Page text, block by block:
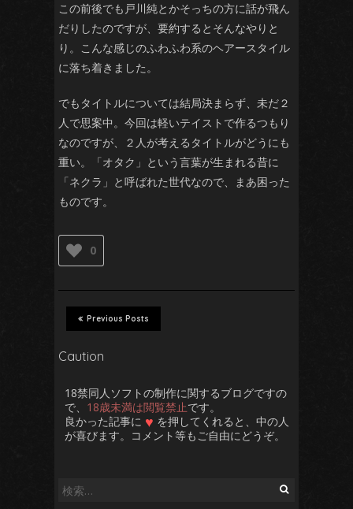
この前後でも戸川純とかそっちの方に話が飛ん
だりしたのですが、要約するとそんなやりと
り。こんな感じのふわふわ系のヘアースタイル
に落ち着きました。
でもタイトルについては結局決まらず、未だ２
人で思案中。今回は軽いテイストで作るつもり
なのですが、２人が考えるタイトルがどうにも
重い。「オタク」という言葉が生まれる昔に
「ネクラ」と呼ばれた世代なので、まあ困った
ものです。
0
Previous Posts
Caution
18禁同人ソフトの制作に関するブログですの
で、 18歳未満は閲覧禁止です。
良かった記事に ♥ を押してくれると、中の人
が喜びます。コメント等もご自由にどうぞ。
検